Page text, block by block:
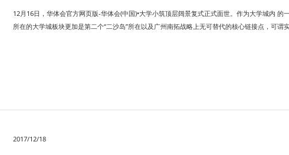
12月16日，华体会官方网页版-华体会(中国)•大学小筑顶层阔景复式正式面世。作为大学城内
所在的大学城板块更加是第二个“二沙岛”所在以及广州南拓战略上无可替代的核心链接点，可谓
2017/12/18